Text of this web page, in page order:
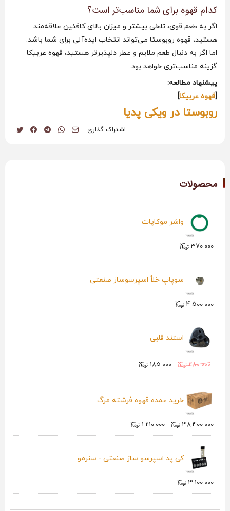
کدام قهوه برای شما مناسب‌تر است؟
اگر به طعم قوی، تلخی بیشتر و میزان بالای کافئین علاقه‌مند
هستید، قهوه روبوستا می‌تواند انتخاب ایده‌آلی برای شما باشد.
اما اگر به دنبال طعم ملایم و عطر دلپذیرتر هستید، قهوه عربیکا
گزینه مناسب‌تری خواهد بود.
پیشنهاد مطالعه:
[قهوه عربیکا]
روبوستا در ویکی پدیا
اشتراک گذاری
محصولات
واشر موکاپات
370.000
سوپاپ خلأ اسپرسوساز صنعتی
4.500.000
استند قلبی
480.000
185.000
خرید عمده قهوه فرشته مرگ
38.400.000
1.210.000
کی پد اسپرسو ساز صنعتی - سنرمو
3.100.000